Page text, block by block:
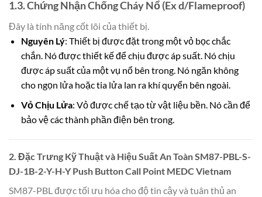
1.3. Chứng Nhận Chống Cháy Nổ (Ex d/Flameproof)
Đây là tính năng cốt lõi của thiết bị.
Nguyên Lý: Thiết bị được đặt trong một vỏ bọc chắc
chắn. Nó được thiết kế để chịu được áp suất. Nó chịu
được áp suất của một vụ nổ bên trong. Nó ngăn không
cho ngọn lửa hoặc tia lửa lan ra khí quyển bên ngoài.
Vỏ Chịu Lửa: Vỏ được chế tạo từ vật liệu bền. Nó cần để
bảo vệ các thành phần điện bên trong.
2. Đặc Trưng Kỹ Thuật và Hiệu Suất An Toàn SM87-PBL-S-
DJ-1B-2-Y-H-Y Push Button Call Point MEDC Vietnam
SM87-PBL được tối ưu hóa cho độ tin cậy và tuân thủ an